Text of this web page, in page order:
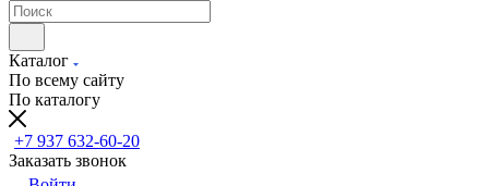
Каталог
По всему сайту
По каталогу
+7 937 632-60-20
Заказать звонок